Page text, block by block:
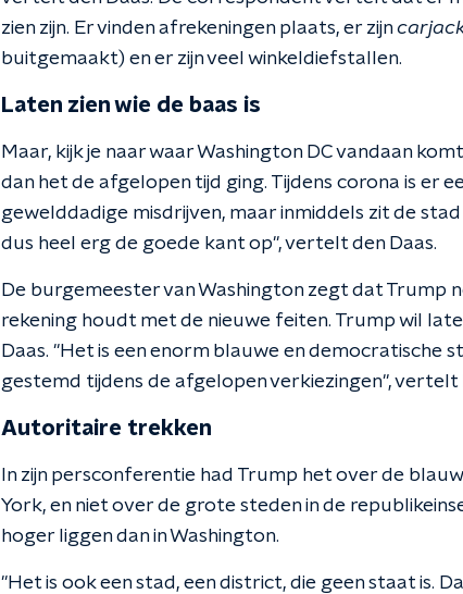
zien zijn. Er vinden afrekeningen plaats, er zijn
buitgemaakt) en er zijn veel winkeldiefstallen.
Laten zien wie de baas is
Maar, kijk je naar waar Washington DC vandaan
dan het de afgelopen tijd ging. Tijdens corona is er
gewelddadige misdrijven, maar inmiddels zit de
dus heel erg de goede kant op", vertelt den Daas.
De burgemeester van Washington zegt dat Trump
rekening houdt met de nieuwe feiten. Trump wil
Daas. "Het is een enorm blauwe en democratische
gestemd tijdens de afgelopen verkiezingen", vertelt
Autoritaire trekken
In zijn persconferentie had Trump het over de
York, en niet over de grote steden in de
hoger liggen dan in Washington.
"Het is ook een stad, een district, die geen staat is.